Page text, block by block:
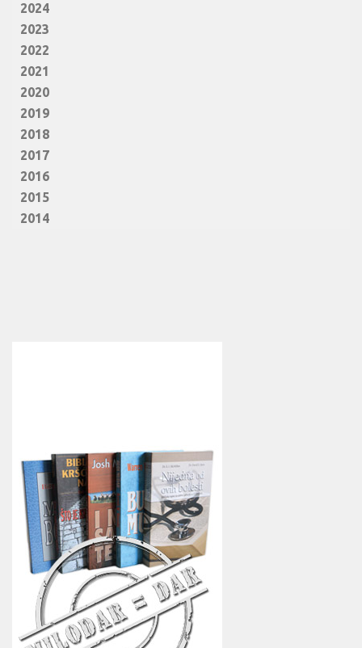
2024
2023
2022
2021
2020
2019
2018
2017
2016
2015
2014